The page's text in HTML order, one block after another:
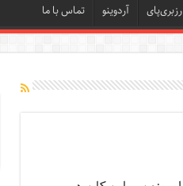
رزبری‌پای آردوینو تماس با ما